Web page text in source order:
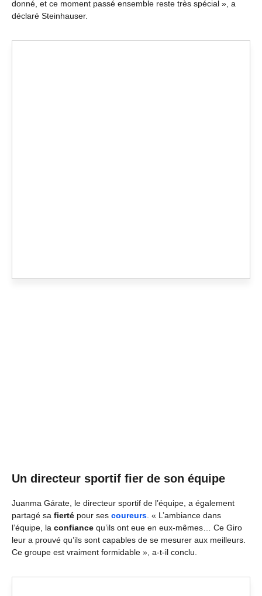
donné, et ce moment passé ensemble reste très spécial », a
déclaré Steinhauser.
Un directeur sportif fier de son équipe
Juanma Gárate, le directeur sportif de l’équipe, a également
partagé sa fierté pour ses coureurs . « L’ambiance dans
l’équipe, la confiance qu’ils ont eue en eux-mêmes… Ce Giro
leur a prouvé qu’ils sont capables de se mesurer aux meilleurs.
Ce groupe est vraiment formidable », a-t-il conclu.